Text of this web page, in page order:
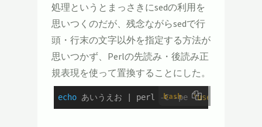
処理というとまっさきにsedの利用を
思いつくのだが、残念ながらsedで行
頭・行末の文字以外を指定する方法が
思いつかず、Perlの先読み・後読み正
規表現を使って置換することにした。
bash
echo あいうえお | perl -C -pe 'use utf8;s/